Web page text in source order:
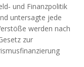
und Finanzpolitik
untersagte jede
werden nach
zur